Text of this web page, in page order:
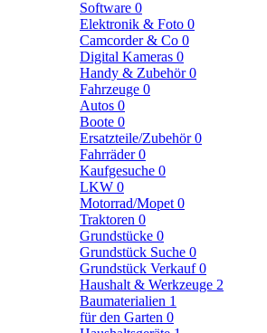
Software 0
Elektronik & Foto 0
Camcorder & Co 0
Digital Kameras 0
Handy & Zubehör0
Fahrzeuge 0
Autos 0
Boote 0
Ersatzteile/Zubehör0
Fahrräder0
Kaufgesuche 0
LKW 0
Motorrad/Mopet 0
Traktoren 0
Grundstücke 0
Grundstück Suche 0
Grundstück Verkauf0
Haushalt & Werkzeuge 2
Baumaterialien 1
für den Garten 0